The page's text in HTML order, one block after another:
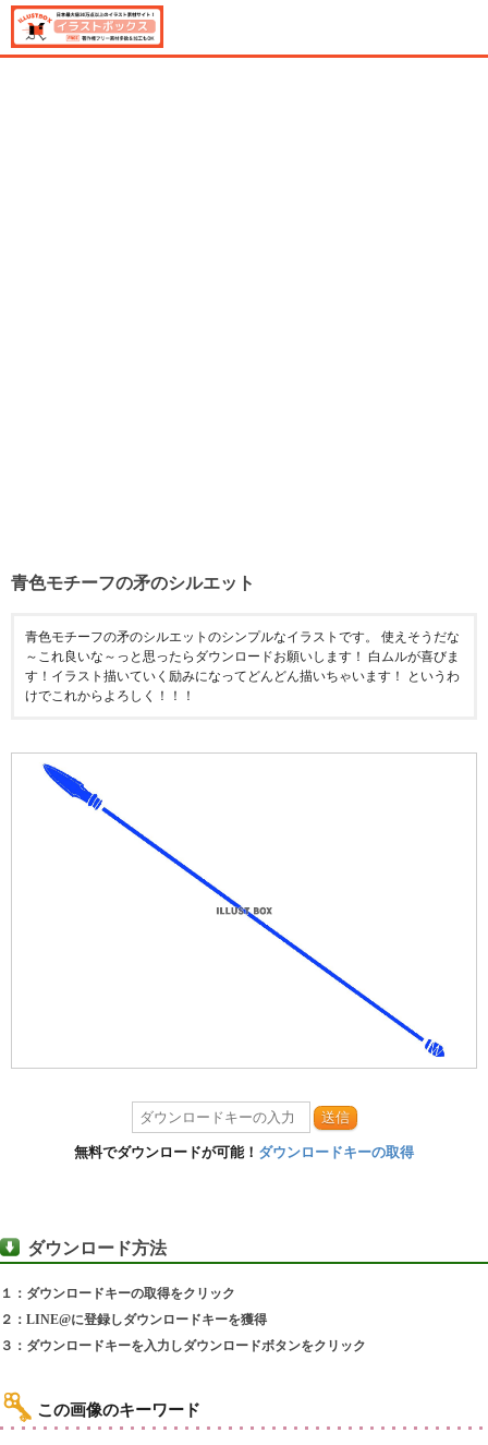
青色モチーフの矛のシルエット
青色モチーフの矛のシルエットのシンプルなイラストです。 使えそうだな
～これ良いな～っと思ったらダウンロードお願いします！ 白ムルが喜びま
す！イラスト描いていく励みになってどんどん描いちゃいます！ というわ
けでこれからよろしく！！！
送信
無料でダウンロードが可能！ ダウンロードキーの取得
ダウンロード方法
１：ダウンロードキーの取得をクリック
２：LINE@に登録しダウンロードキーを獲得
３：ダウンロードキーを入力しダウンロードボタンをクリック
この画像のキーワード